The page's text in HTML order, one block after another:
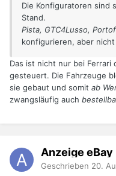
Die Konfiguratoren sind
Stand.
Pista, GTC4Lusso,
konfigurieren, aber
Das ist nicht nur bei
gesteuert. Die Fahrzeuge
sie gebaut und somit ab
zwangsläufig auch
Anzeige eBay
Geschrieben 20.